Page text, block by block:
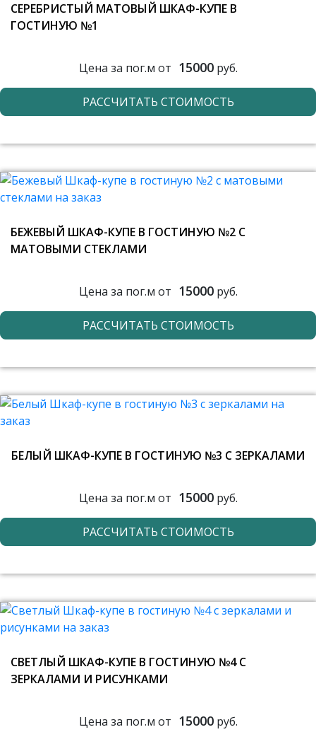
СЕРЕБРИСТЫЙ МАТОВЫЙ ШКАФ-КУПЕ В
ГОСТИНУЮ №1
Цена за пог.м от 15000руб.
РАССЧИТАТЬ СТОИМОСТЬ
БЕЖЕВЫЙ ШКАФ-КУПЕ В ГОСТИНУЮ №2 С
МАТОВЫМИ СТЕКЛАМИ
Цена за пог.м от 15000руб.
РАССЧИТАТЬ СТОИМОСТЬ
БЕЛЫЙ ШКАФ-КУПЕ В ГОСТИНУЮ №3 С ЗЕРКАЛАМИ
Цена за пог.м от 15000руб.
РАССЧИТАТЬ СТОИМОСТЬ
СВЕТЛЫЙ ШКАФ-КУПЕ В ГОСТИНУЮ №4 С
ЗЕРКАЛАМИ И РИСУНКАМИ
Цена за пог.м от 15000руб.